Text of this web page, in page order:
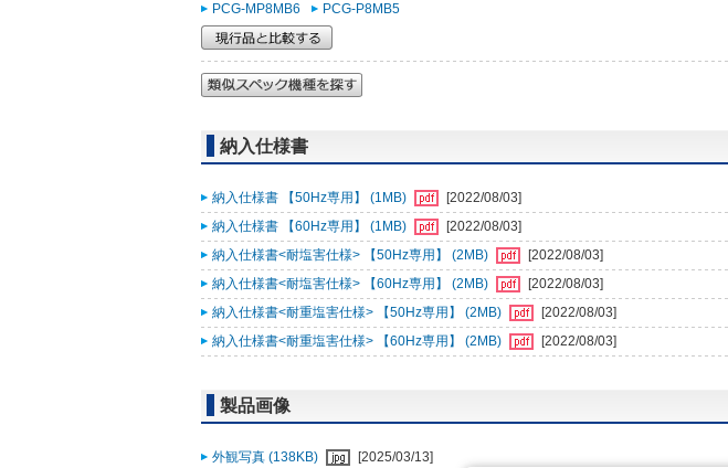
PCG-MP8MB6 PCG-P8MB5
納入仕様書
納入仕様書 【50Hz専用】 (1MB)
[2022/08/03]
納入仕様書 【60Hz専用】 (1MB)
[2022/08/03]
納入仕様書<耐塩害仕様> 【50Hz専用】 (2MB)
[2022/08/03]
納入仕様書<耐塩害仕様> 【60Hz専用】 (2MB)
[2022/08/03]
納入仕様書<耐重塩害仕様> 【50Hz専用】 (2MB)
[2022/08/03]
納入仕様書<耐重塩害仕様> 【60Hz専用】 (2MB)
[2022/08/03]
製品画像
外観写真 (138KB) [2025/03/13]